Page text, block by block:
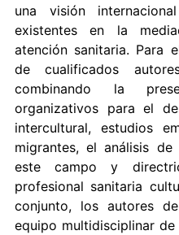
una visión
existentes en la
atención sanitaria. Para
de cualificados
combinando la
organizativos para el
intercultural, estudios
migrantes, el análisis
este campo y
profesional sanitaria
conjunto, los autores
equipo multidisciplinar